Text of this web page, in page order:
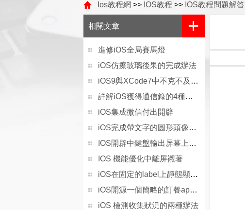
Ios教程網 >> IOS教程 >> IOS教程問題解答
相關文章 +
進修iOS全局賽馬燈
iOS仿擦玻璃後果的完成辦法
iOS9與XCode7中不克不及應用http銜接的疾速處理方法
詳解iOS獲得通信錄的4種方法
iOS集成微信付出開辟
iOS完成帶文字的圓形頭像後果
IOS開辟中鍵盤輸出屏幕上移的處理辦法
IOS 機能優化中離屏襯著
iOS在固定的label上靜態顯示一切文字
iOS開源一個簡略的訂餐app UI框架
iOS 檢測收集狀況的兩種辦法